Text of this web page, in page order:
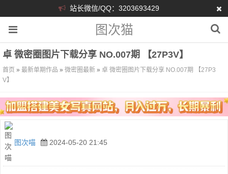
站长微信/QQ：3203693429
图次猫
卓 微密圈图片下载分享 NO.007期 【27P3V】
首页 » 最新单期作品 » 微密圈最新 » 卓 微密圈图片下载分享 NO.007期 【27P3
V】
图次喵 2024-05-20 21:45